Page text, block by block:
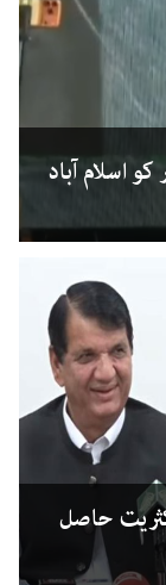
کے لیے 27 ستمبر کو اسلام آباد
حاصل